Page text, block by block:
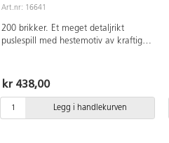
Art.nr: 16641
200 brikker. Et meget detaljrikt
puslespill med hestemotiv av kraftig
kr 438,00
Legg i handlekurven